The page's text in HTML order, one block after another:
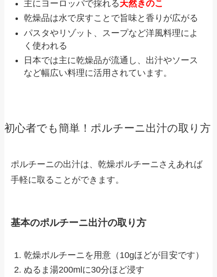
主にヨーロッパで採れる天然きのこ
乾燥品は水で戻すことで旨味と香りが広がる
パスタやリゾット、スープなど洋風料理によ
く使われる
日本では主に乾燥品が流通し、出汁やソース
など幅広い料理に活用されています。
初心者でも簡単！ポルチーニ出汁の取り方
ポルチーニの出汁は、乾燥ポルチーニさえあれば
手軽に取ることができます。
基本のポルチーニ出汁の取り方
乾燥ポルチーニを用意（10gほどが目安です）
ぬるま湯200mlに30分ほど浸す